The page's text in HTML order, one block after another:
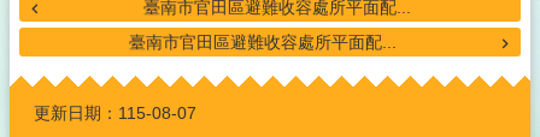
新
型
冠
狀
病
臺南市官田區避難收容處所平面配...
臺南市官田區避難收容處所平面配...
:::
更新日期： 115-08-07